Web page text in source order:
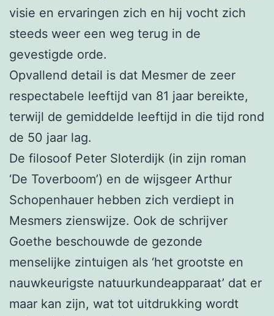
visie en ervaringen zich en hij vocht zich
steeds weer een weg terug in de
gevestigde orde.
Opvallend detail is dat Mesmer de zeer
respectabele leeftijd van 81 jaar bereikte,
terwijl de gemiddelde leeftijd in die tijd rond
de 50 jaar lag.
De filosoof Peter Sloterdijk (in zijn roman
‘De Toverboom’) en de wijsgeer Arthur
Schopenhauer hebben zich verdiept in
Mesmers zienswijze. Ook de schrijver
Goethe beschouwde de gezonde
menselijke zintuigen als ‘het grootste en
nauwkeurigste natuurkundeapparaat’ dat er
maar kan zijn, wat tot uitdrukking wordt